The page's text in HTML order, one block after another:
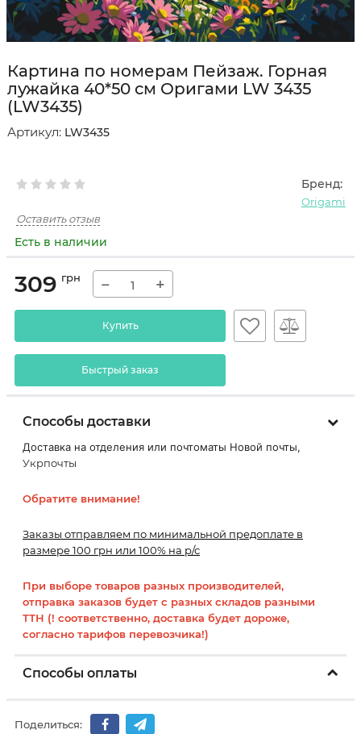
Картина по номерам Пейзаж. Горная
лужайка 40*50 см Оригами LW 3435
(LW3435)
Артикул: LW3435
Бренд:
Origami
Оставить отзыв
Есть в наличии
309 грн − +
Купить
Быстрый заказ
Способы доставки
Доставка на отделения или почтоматы Новой почты,
Укрпочты
Обратите внимание!
Заказы отправляем по минимальной предоплате в
размере 100 грн или 100% на р/с
При выборе товаров разных производителей,
отправка заказов будет с разных складов разными
ТТН (! соответственно, доставка будет дороже,
согласно тарифов перевозчика!)
Способы оплаты
Поделиться: